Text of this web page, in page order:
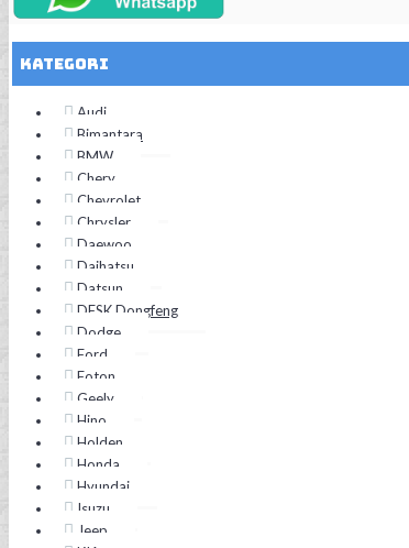
Kategori
Audi
Bimantara
BMW
Chery
Chevrolet
Chrysler
Daewoo
Daihatsu
Datsun
DFSK Dongfeng
Dodge
Ford
Foton
Geely
Hino
Holden
Honda
Hyundai
Isuzu
Jeep